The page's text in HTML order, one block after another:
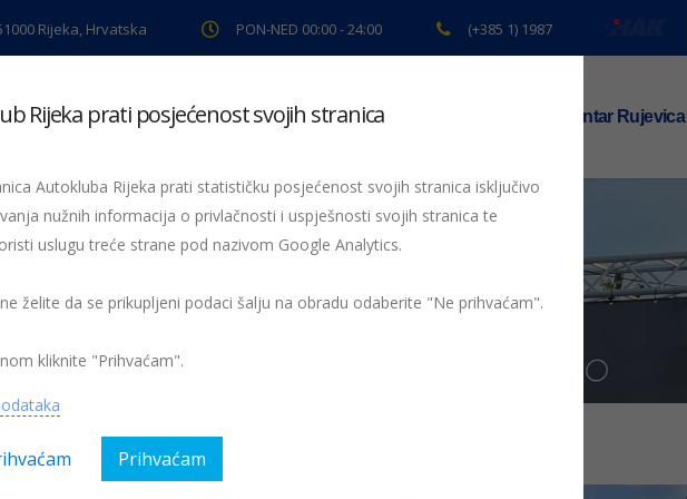
Rijeka, Hrvatska PON-NED 00:00 - 24:00 (+385 1) 1987
pregled Pomoć na cesti Servis Preventiva TS centar Rujevica
29. rally Opatija 2022. Kramer Cilj
Rijeka prati posjećenost svojih stranica
Autokluba Rijeka prati statističku posjećenost svojih stranica isključivo
nužnih informacija o privlačnosti i uspješnosti svojih stranica te
uslugu treće strane pod nazivom Google Analytics.
želite da se prikupljeni podaci šalju na obradu odaberite "Ne prihvaćam".
kliknite "Prihvaćam".
Prihvaćam